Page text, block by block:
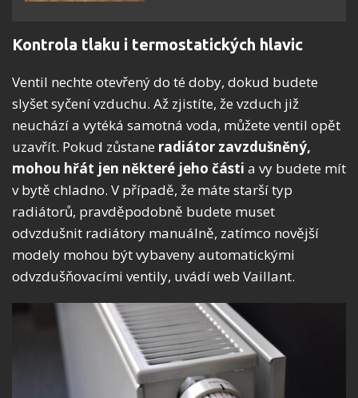
Kontrola tlaku i termostatických hlavic
Ventil nechte otevřený do té doby, dokud budete
slyšet syčení vzduchu. Až zjistíte, že vzduch již
neuchází a vytéká samotná voda, můžete ventil opět
uzavřít. Pokud zůstane radiátor zavzdušněný,
mohou hřát jen některé jeho části a vy budete mít
v bytě chladno. V případě, že máte starší typ
radiátorů, pravděpodobně budete muset
odvzdušnit radiátory manuálně, zatímco novější
modely mohou být vybaveny automatickými
odvzdušňovacími ventily, uvádí web Vaillant.